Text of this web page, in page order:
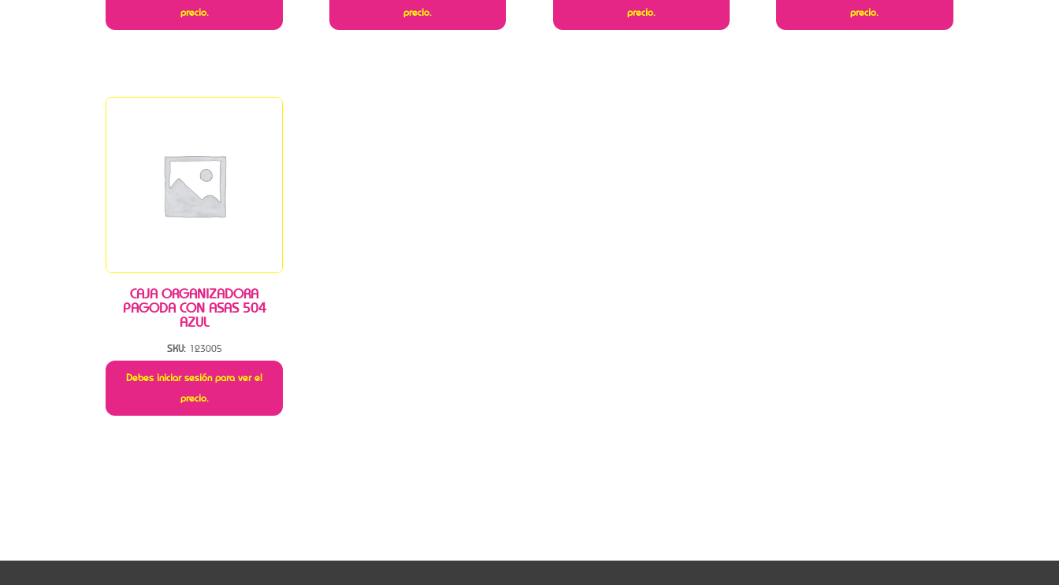
precio.
precio.
precio.
precio.
CAJA ORGANIZADORA
PAGODA CON ASAS 504
AZUL
SKU: 123005
Debes iniciar sesión para ver el
precio.